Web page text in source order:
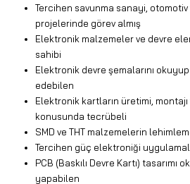
Tercihen savunma sanayi, otomotiv
projelerinde görev almış
Elektronik malzemeler ve devre
sahibi
Elektronik devre şemalarını
edebilen
Elektronik kartların üretimi, montajı
konusunda tecrübeli
SMD ve THT malzemelerin
Tercihen güç elektroniği
PCB (Baskılı Devre Kartı) tasarımı
yapabilen